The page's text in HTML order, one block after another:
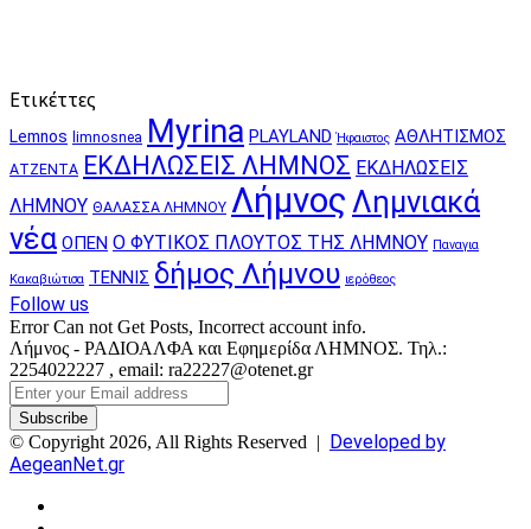
Ετικέττες
Lemnos limnosnea Myrina PLAYLAND Ήφαιστος ΑΘΛΗΤΙΣΜΟΣ
ΑΤΖΕΝΤΑ ΕΚΔΗΛΩΣΕΙΣ ΛΗΜΝΟΣ ΕΚΔΗΛΩΣΕΙΣ
ΛΗΜΝΟΥ ΘΑΛΑΣΣΑ ΛΗΜΝΟΥ Λήμνος Λημνιακά
νέα ΟΠΕΝ Ο ΦΥΤΙΚΟΣ ΠΛΟΥΤΟΣ ΤΗΣ ΛΗΜΝΟΥ Παναγια
Κακαβιώτισα ΤΕΝΝΙΣ δήμος Λήμνου ιερόθεος
Follow us
Error Can not Get Posts, Incorrect account info.
Λήμνος - ΡΑΔΙΟΑΛΦΑ και Εφημερίδα ΛΗΜΝΟΣ. Τηλ.:
2254022227 , email: ra22227@otenet.gr
Enter
your
Email
address
© Copyright 2026, All Rights Reserved | Developed by
AegeanNet.gr